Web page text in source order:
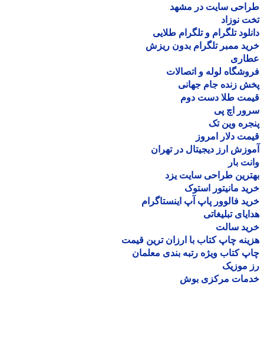
سایت در مشهد
نوزاد
تلگرام و تلگرام طلایی
ممبر تلگرام بدون ریزش
لوله و اتصالات
زنده جام جهانی
طلا دست دوم
اچ پی
وین تک
دلار امروز
ارز دیجیتال در تهران
بار
طراحی سایت یزد
مانیتور استوک
فالوور پاپ آپ اینستاگرام
تبلیغاتی
سالت
چاپ کتاب با ارزان ترین قیمت
کتاب ویژه رتبه بندی معلمان
موزیک
مرکزی بوش